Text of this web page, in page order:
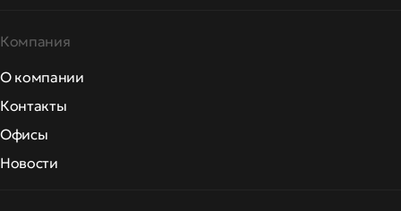
Компания
О компании
Контакты
Офисы
Новости